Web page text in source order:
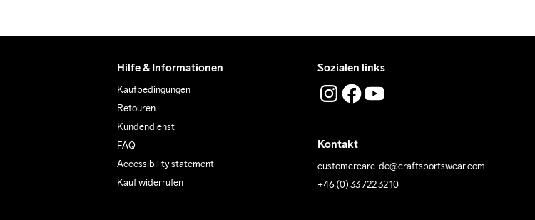
Hilfe & Informationen
Kaufbedingungen
Retouren
Kundendienst
FAQ
Accessibility statement
Kauf widerrufen
Sozialen links
Kontakt
customercare-de@craftsportswear.com
+46 (0) 33 722 32 10